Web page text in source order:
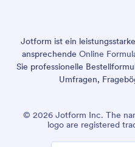
Jotform ist ein
ansprechende Online
Sie professionelle
Umfragen,
© 2026 Jotform Inc. The
logo are registered